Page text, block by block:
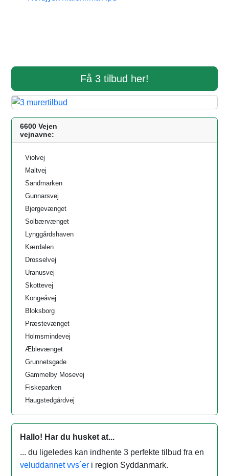
Få 3 tilbud her!
6600 Vejen
vejnavne:
Violvej
Maltvej
Sandmarken
Gunnarsvej
Bjergevænget
Solbærvænget
Lynggårdshaven
Kærdalen
Drosselvej
Uranusvej
Skottevej
Kongeåvej
Bloksborg
Præstevænget
Holmsmindevej
Æblevænget
Grunnetsgade
Gammelby Mosevej
Fiskeparken
Haugstedgårdvej
Hallo! Har du husket at...
... du ligeledes kan indhente 3 perfekte tilbud fra en
veluddannet vvs´er i region Syddanmark.